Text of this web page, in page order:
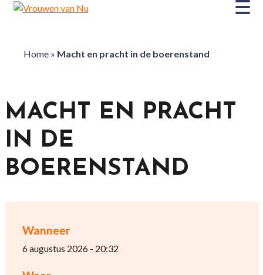
Home» Macht en pracht in de boerenstand
Wanneer
6 augustus 2026 - 20:32
MACHT EN PRACHT
IN DE
BOERENSTAND